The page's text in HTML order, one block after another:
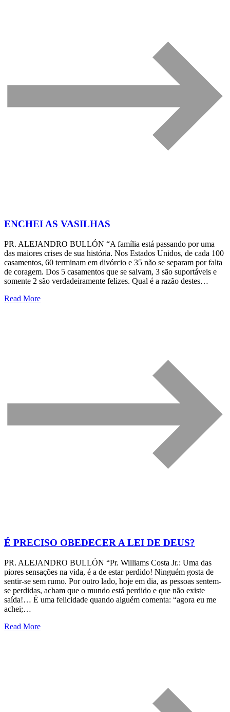
ENCHEI AS VASILHAS
PR. ALEJANDRO BULLÓN “A família está passando por uma
das maiores crises de sua história. Nos Estados Unidos, de cada 100
casamentos, 60 terminam em divórcio e 35 não se separam por falta
de coragem. Dos 5 casamentos que se salvam, 3 são suportáveis e
somente 2 são verdadeiramente felizes. Qual é a razão destes…
Read More
É PRECISO OBEDECER A LEI DE DEUS?
PR. ALEJANDRO BULLÓN “Pr. Williams Costa Jr.: Uma das
piores sensações na vida, é a de estar perdido! Ninguém gosta de
sentir-se sem rumo. Por outro lado, hoje em dia, as pessoas sentem-
se perdidas, acham que o mundo está perdido e que não existe
saída!… É uma felicidade quando alguém comenta: “agora eu me
achei;…
Read More